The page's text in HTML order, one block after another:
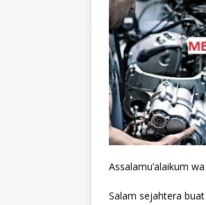
Assalamu’alaikum
Salam sejahtera